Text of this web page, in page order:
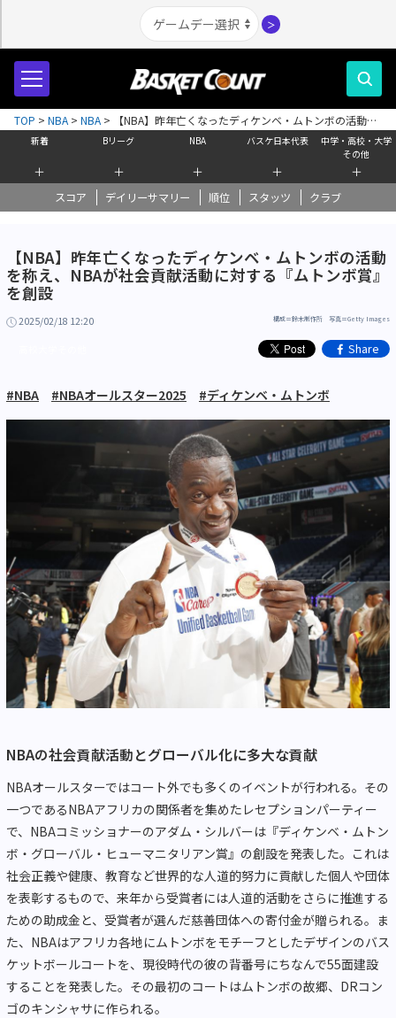
＞
新着
＋
Bリーグ
＋
NBA
＋
バスケ日本代表
＋
中学・高校・大学
その他
＋
スコア デイリーサマリー 順位 スタッツ クラブ
TOP > NBA > NBA >
【NBA】昨年亡くなったディケンベ・ムトンボの活動を
称え、NBAが社会貢献活動に対する『ムトンボ賞』を創設
【NBA】昨年亡くなったディケンベ・ムトンボの活動
を称え、NBAが社会貢献活動に対する『ムトンボ賞』
を創設
2025/02/18 12:20 構成＝鈴木制作所 写真＝Getty Images
Share
#NBA #NBAオールスター2025 #ディケンベ・ムトンボ
NBAの社会貢献活動とグローバル化に多大な貢献
NBAオールスターではコート外でも多くのイベントが行われる。その
一つであるNBAアフリカの関係者を集めたレセプションパーティー
で、NBAコミッショナーのアダム・シルバーは『ディケンベ・ムトン
ボ・グローバル・ヒューマニタリアン賞』の創設を発表した。これは
社会正義や健康、教育など世界的な人道的努力に貢献した個人や団体
を表彰するもので、来年から受賞者には人道的活動をさらに推進する
ための助成金と、受賞者が選んだ慈善団体への寄付金が贈られる。ま
た、NBAはアフリカ各地にムトンボをモチーフとしたデザインのバス
ケットボールコートを、現役時代の彼の背番号にちなんで55面建設
することを発表した。その最初のコートはムトンボの故郷、DRコン
ゴのキンシャサに作られる。